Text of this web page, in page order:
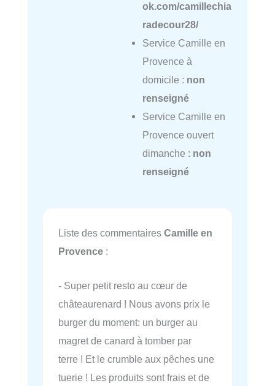
ok.com/camillechia
radecour28/
Service Camille en
Provence à
domicile : non
renseigné
Service Camille en
Provence ouvert
dimanche : non
renseigné
Liste des commentaires Camille en
Provence :
- Super petit resto au cœur de
châteaurenard ! Nous avons prix le
burger du moment: un burger au
magret de canard à tomber par
terre ! Et le crumble aux pêches une
tuerie ! Les produits sont frais et de